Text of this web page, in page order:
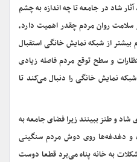
شاد در جامعه تا چه اندازه به چشم
سلامت روان مردم چقدر اهمیت دارد،
از شبکه نمایش خانگی استقبال
و سطح توقع مردم فاصله زیادی
نمایش خانگی را دنبال می‌کند تا
و طنز ببینند زیرا فضای جامعه به
دغدغه‌ها روی دوش مردم سنگینی
به خانه پناه می‌برد قطعا دوست